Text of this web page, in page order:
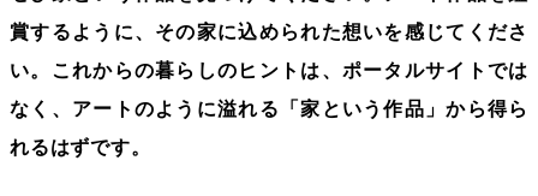
賞するように、その家に込められた想いを感じてくださ
い。これからの暮らしのヒントは、ポータルサイトでは
なく、アートのように溢れる「家という作品」から得ら
れるはずです。